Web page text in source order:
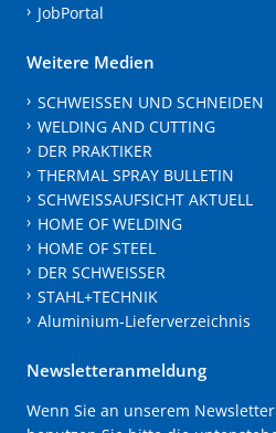
JobPortal
Weitere Medien
SCHWEISSEN UND SCHNEIDEN
WELDING AND CUTTING
DER PRAKTIKER
THERMAL SPRAY BULLETIN
SCHWEISSAUFSICHT AKTUELL
HOME OF WELDING
HOME OF STEEL
DER SCHWEISSER
STAHL+TECHNIK
Aluminium-Lieferverzeichnis
Newsletteranmeldung
Wenn Sie an unserem